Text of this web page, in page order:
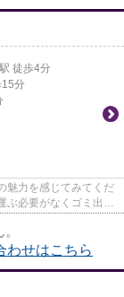
駅 徒歩4分
15分
魅力を感じてみてくだ
ぶ必要がなくゴミ出し
わせはこちら